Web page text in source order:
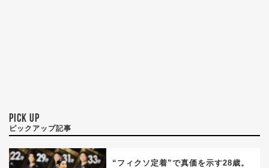
PICK UP
ピックアップ記事
“フィクソ定着”で真価を示す28歳。